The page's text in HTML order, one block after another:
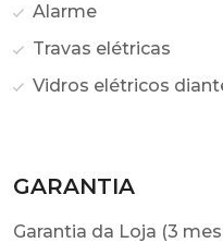
Alarme
Travas elétricas
Vidros elétricos
GARANTIA
Garantia da Loja (3